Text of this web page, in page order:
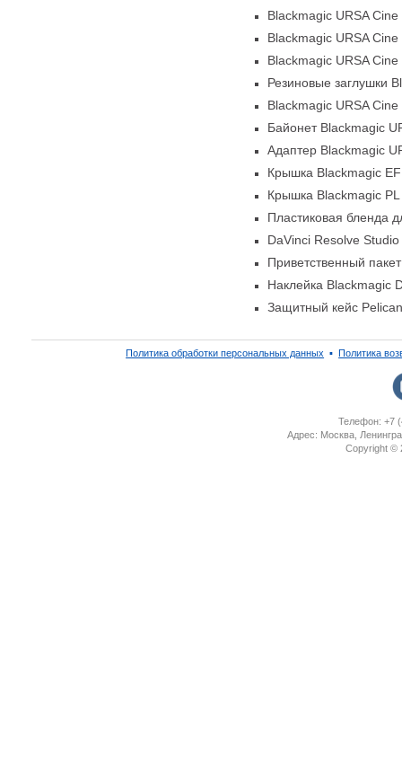
Blackmagic URSA
Blackmagic URSA
Blackmagic URSA
Резиновые заглушки
Blackmagic URSA
Байонет Blackmagic
Адаптер Blackmagic
Крышка Blackmagic
Крышка Blackmagic
Пластиковая бленда
DaVinci Resolve
Приветственный
Наклейка Blackmagic
Защитный кейс
Политика обработки персональных данных ▪ Политика
Телефон: +7
Адрес: Москва,
Copyright ©